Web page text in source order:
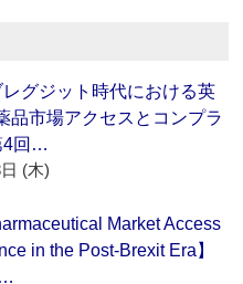
レグジット時代における英
品市場アクセスとコンプラ
4回…
(木)
Market Access
in the Post-Brexit Era】